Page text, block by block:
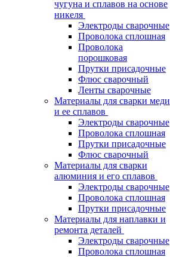
чугуна и сплавов на основе
никеля
Электроды сварочные
Проволока сплошная
Проволока
порошковая
Прутки присадочные
Флюс сварочный
Ленты сварочные
Материалы для сварки меди
и ее сплавов
Электроды сварочные
Проволока сплошная
Прутки присадочные
Флюс сварочный
Материалы для сварки
алюминия и его сплавов
Электроды сварочные
Проволока сплошная
Прутки присадочные
Материалы для наплавки и
ремонта деталей
Электроды сварочные
Проволока сплошная